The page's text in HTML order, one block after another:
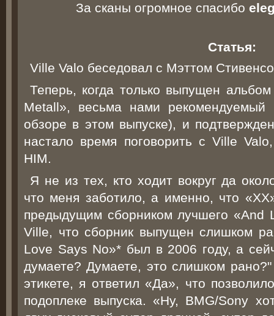
За сканы огромное спасибо
Статья:
Ville Valo беседовал с Мэттом
Теперь, когда только выпущен
Metall», весьма нами
обзоре в этом выпуске), и
настало время поговорить c Ville
HIM.
Я не из тех, кто ходит вокруг да
что меня заботило, а именно, что
предыдущим сборником лучшего «And
Ville, что сборник выпущен слишком
Love Says No»* был в 2006 году, а
думаете? Думаете, это слишком
этикете, я ответил «Да», что
подоплеке выпуска. «Ну, BMG/Sony